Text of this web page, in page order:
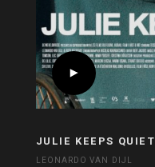
JULIE KEEPS QUIET
LEONARDO VAN DIJL